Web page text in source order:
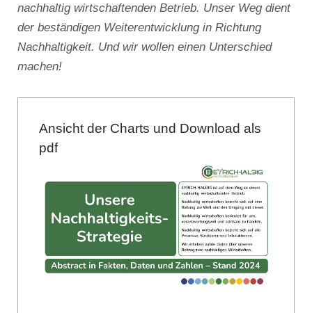
nachhaltig wirtschaftenden Betrieb. Unser Weg dient
der beständigen Weiterentwicklung in Richtung
Nachhaltigkeit. Und wir wollen einen Unterschied
machen!
Ansicht der Charts und Download als
pdf